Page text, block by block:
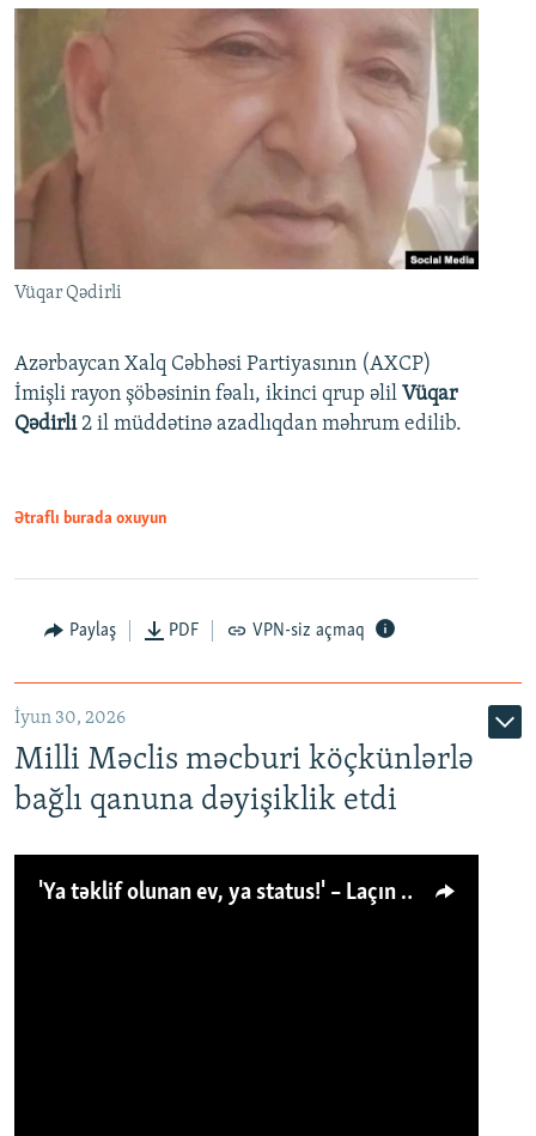
Vüqar Qədirli
Azərbaycan Xalq Cəbhəsi Partiyasının (AXCP)
İmişli rayon şöbəsinin fəalı, ikinci qrup əlil Vüqar
Qədirli2 il müddətinə azadlıqdan məhrum edilib.
Ətraflı burada oxuyun
Paylaş PDF VPN-siz açmaq
İyun 30, 2026
Milli Məclis məcburi köçkünlərlə
bağlı qanuna dəyişiklik etdi
'Ya təklif olunan ev, ya status!' – Laçın köçkünü: 'Laçından başqa heç hara!'